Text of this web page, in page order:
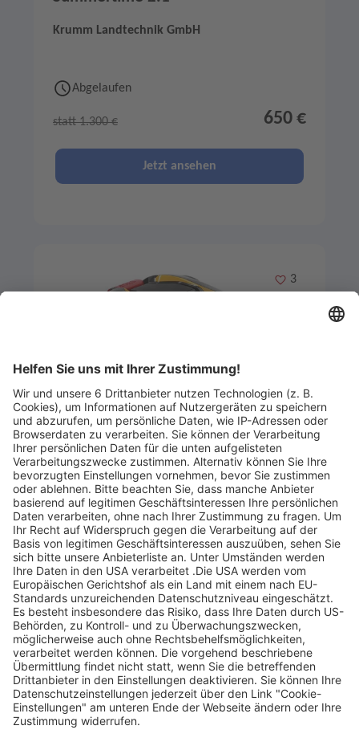
Krumm Landtechnik GmbH
Abgelaufen
statt 1.300 € 650 €
Jetzt ansehen
Merken
3
Artikel-ID: 3465 0
Cup Cadet Mähroboter XR5 4000
Wolfsperger Landmaschinen
Abgelaufen
statt 3.199 € 1.600 €
Jetzt ansehen